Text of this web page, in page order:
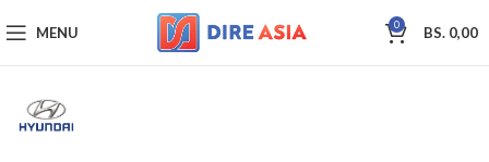
MENU 0 BS. 0,00